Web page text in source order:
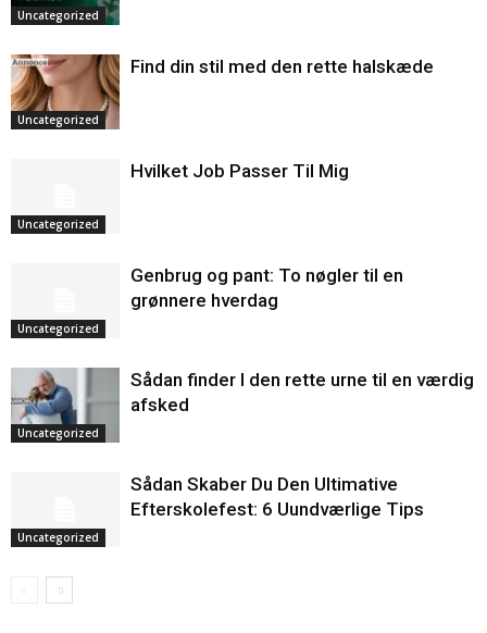
Uncategorized
Uncategorized
Find din stil med den rette halskæde
Uncategorized
Hvilket Job Passer Til Mig
Uncategorized
Genbrug og pant: To nøgler til en
grønnere hverdag
Uncategorized
Sådan finder I den rette urne til en værdig
afsked
Uncategorized
Sådan Skaber Du Den Ultimative
Efterskolefest: 6 Uundværlige Tips